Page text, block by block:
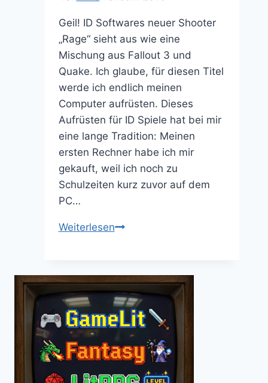
Marvel
Geil! ID Softwares neuer Shooter
„Rage“ sieht aus wie eine
Mischung aus Fallout 3 und
Quake. Ich glaube, für diesen Titel
werde ich endlich meinen
Computer aufrüsten. Dieses
Aufrüsten für ID Spiele hat bei mir
eine lange Tradition: Meinen
ersten Rechner habe ich mir
gekauft, weil ich noch zu
Schulzeiten kurz zuvor auf dem
PC…
WeiterlesenE3
RAGE